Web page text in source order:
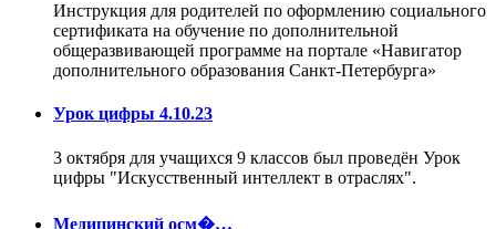
Инструкция для родителей по оформлению социального
сертификата на обучение по дополнительной
общеразвивающей программе на портале «Навигатор
дополнительного образования Санкт-Петербурга»
Урок цифры 4.10.23
3 октября для учащихся 9 классов был проведён Урок
цифры "Искусственный интеллект в отраслях".
Медицинский осм�…